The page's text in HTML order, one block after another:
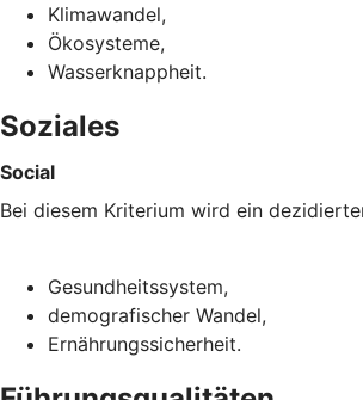
Klimawandel,
Ökosysteme,
Wasserknappheit.
Soziales
Social
Bei diesem Kriterium wird ein
Gesundheitssystem,
demografischer Wandel,
Ernährungssicherheit.